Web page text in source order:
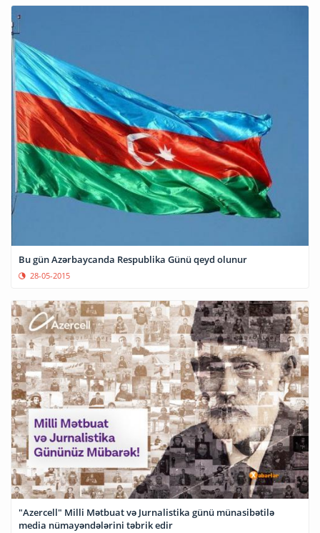
​Bu gün Azərbaycanda Respublika Günü qeyd olunur
28-05-2015
"Azercell" Milli Mətbuat və Jurnalistika günü münasibətilə
media nümayəndələrini təbrik edir